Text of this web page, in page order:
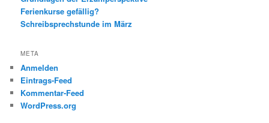
Ferienkurse gefällig?
Schreibsprechstunde im März
META
Anmelden
Eintrags-Feed
Kommentar-Feed
WordPress.org